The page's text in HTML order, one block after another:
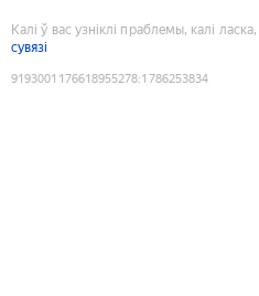
Калі ў вас узніклі праблемы, калі
сувязі
9193001176618955278:1786253834